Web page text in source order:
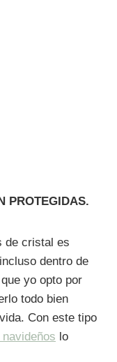
PROTEGIDAS.
de cristal es
dentro de
yo opto por
todo bien
Con este tipo
lo